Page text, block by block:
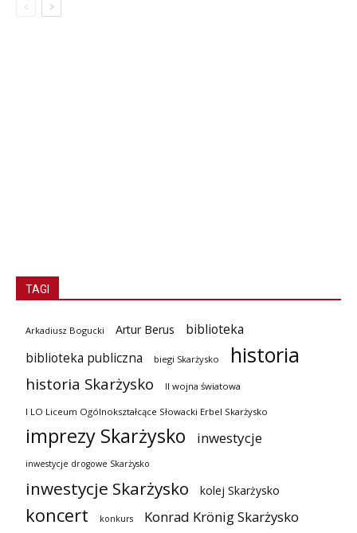
TAGI
Arkadiusz Bogucki Artur Berus
biblioteka
biblioteka publiczna
biegi Skarżysko historia
historia Skarżysko II wojna światowa
I LO Liceum Ogólnokształcące Słowacki Erbel Skarżysko
imprezy Skarżysko inwestycje
inwestycje drogowe Skarżysko
inwestycje Skarżysko kolej Skarżysko
koncert konkurs Konrad Krönig Skarżysko